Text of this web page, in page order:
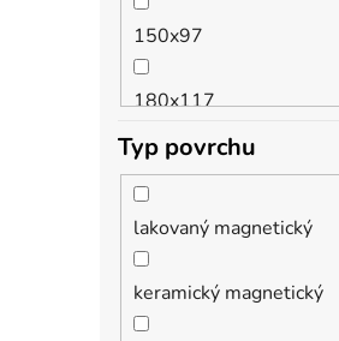
150x97
180x117
180x120
180x90
200x100
Typ povrchu
lakovaný magnetický
keramický magnetický